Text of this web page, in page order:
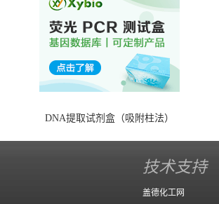
DNA提取试剂盒（吸附柱法）
技术支持
盖德化工网